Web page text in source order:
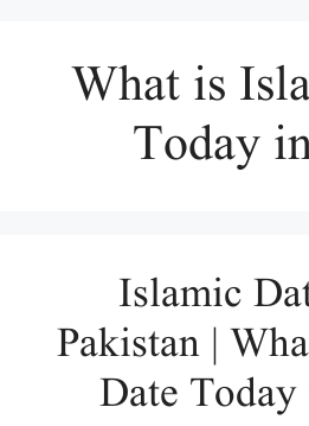
What is
Today
Islamic
Pakistan |
Date